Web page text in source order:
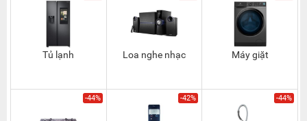
Tủ lạnh Loa nghe nhạc Máy giặt
-44% -42% -44%